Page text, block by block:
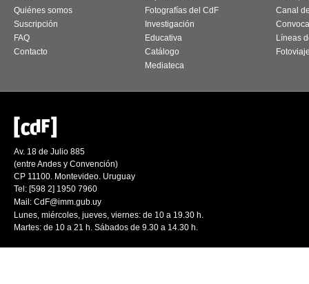
Quiénes somos
Suscripción
FAQ
Contacto
Fotografías del CdF
Investigación
Educativa
Catálogo
Mediateca
Canal
Líneas
Av. 18 de Julio 885
(entre Andes y Convención)
CP 11100. Montevideo. Uruguay
Tel: [598 2] 1950 7960
Mail: CdF@imm.gub.uy
Lunes, miércoles, jueves, viernes: de 10 a 19.30 h.
Martes: de 10 a 21 h. Sábados de 9.30 a 14.30 h.